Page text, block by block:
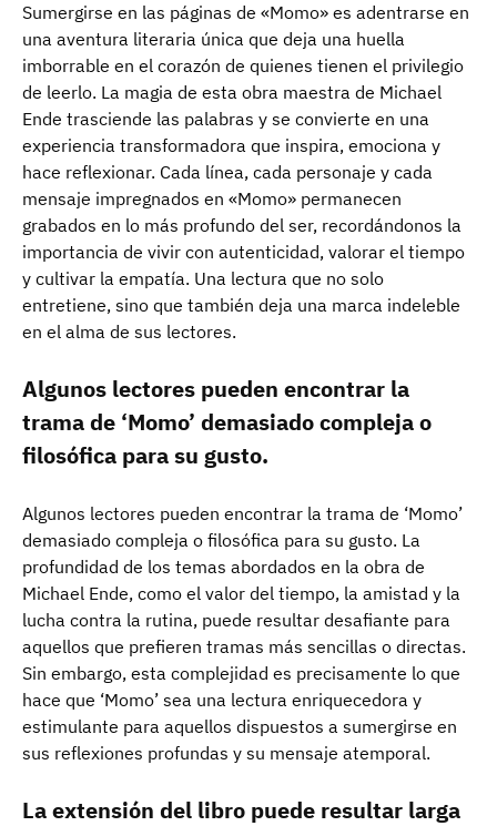
Sumergirse en las páginas de «Momo» es adentrarse en
una aventura literaria única que deja una huella
imborrable en el corazón de quienes tienen el privilegio
de leerlo. La magia de esta obra maestra de Michael
Ende trasciende las palabras y se convierte en una
experiencia transformadora que inspira, emociona y
hace reflexionar. Cada línea, cada personaje y cada
mensaje impregnados en «Momo» permanecen
grabados en lo más profundo del ser, recordándonos la
importancia de vivir con autenticidad, valorar el tiempo
y cultivar la empatía. Una lectura que no solo
entretiene, sino que también deja una marca indeleble
en el alma de sus lectores.
Algunos lectores pueden encontrar la
trama de ‘Momo’ demasiado compleja o
filosófica para su gusto.
Algunos lectores pueden encontrar la trama de ‘Momo’
demasiado compleja o filosófica para su gusto. La
profundidad de los temas abordados en la obra de
Michael Ende, como el valor del tiempo, la amistad y la
lucha contra la rutina, puede resultar desafiante para
aquellos que prefieren tramas más sencillas o directas.
Sin embargo, esta complejidad es precisamente lo que
hace que ‘Momo’ sea una lectura enriquecedora y
estimulante para aquellos dispuestos a sumergirse en
sus reflexiones profundas y su mensaje atemporal.
La extensión del libro puede resultar larga